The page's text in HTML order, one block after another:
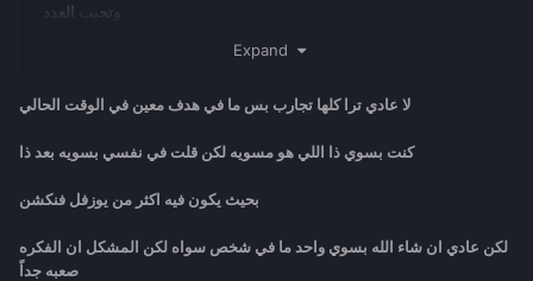
وتجيب العدد
..
ما احاول احطم لكن في شخص اختصر وسوى من قبل , وحاول تدور فكرة
Expand
لا عادي ترا كلها تجارب بس ما في هدف معين في الوقت الحالي
كنت بسوي ذا اللي هو مسويه لكن قلت في نفسي بسويه بعد ذا
بحيث يكون فيه اكثر من يوزفل فنكشن
لكن عادي ان شاء الله بسوي واحد ما في شخص سواه لكن المشكل ان الفكره
صعبه جداً